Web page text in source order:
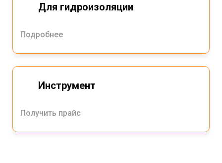
Для гидроизоляции
Подробнее
Инструмент
Получить прайс